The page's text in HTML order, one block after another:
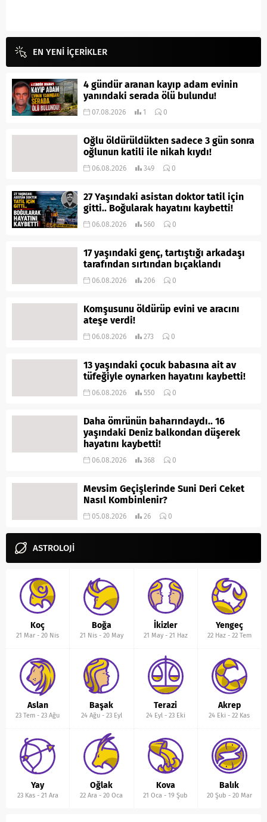
EN YENİ İÇERİKLER
4 gündür aranan kayıp adam evinin
yanındaki serada ölü bulundu!
07.08.2026 1 0
Oğlu öldürüldükten sadece 3 gün sonra
oğlunun katili ile nikah kıydı!
06.08.2026 349 0
27 Yaşındaki asistan doktor tatil için
gitti.. Boğularak hayatını kaybetti!
06.08.2026 560 0
17 yaşındaki genç, tartıştığı arkadaşı
tarafından sırtından bıçaklandı
06.08.2026 206 0
Komşusunu öldürüp evini ve aracını
ateşe verdi!
06.08.2026 273 0
13 yaşındaki çocuk babasına ait av
tüfeğiyle oynarken hayatını kaybetti!
06.08.2026 550 0
Daha ömrünün baharındaydı.. 16
yaşındaki Deniz balkondan düşerek
hayatını kaybetti!
06.08.2026 368 0
Mevsim Geçişlerinde Suni Deri Ceket
Nasıl Kombinlenir?
05.08.2026 26 0
ASTROLOJİ
Koç
21 Mar -20 Nis
Boğa
21 Nis- 20 May
İkizler
21 May- 21 Haz
Yengeç
22 Haz- 22 Tem
Aslan
23 Tem -23 Ağu
Başak
24 Ağu- 23 Eyl
Terazi
24 Eyl- 23 Eki
Akrep
24 Eki -22 Kas
Yay
23 Kas- 21 Ara
Oğlak
22 Ara -20 Oca
Kova
21 Oca -19 Şub
Balık
20 Şub - 20 Mar